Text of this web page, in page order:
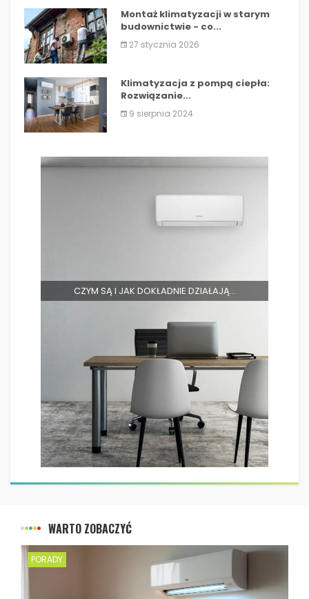
Montaż klimatyzacji w starym
budownictwie - co...
27 stycznia 2026
Klimatyzacja z pompą ciepła:
Rozwiązanie...
9 sierpnia 2024
CZYM SĄ I JAK DOKŁADNIE DZIAŁAJĄ...
WARTO ZOBACZYĆ
PORADY